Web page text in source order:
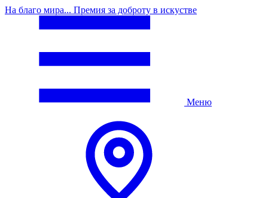
На благо мира... Премия за доброту в искустве
Меню